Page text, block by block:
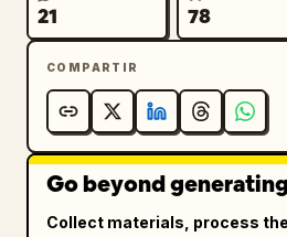
21 78
COMPARTIR
Go beyond
Collect materials, process